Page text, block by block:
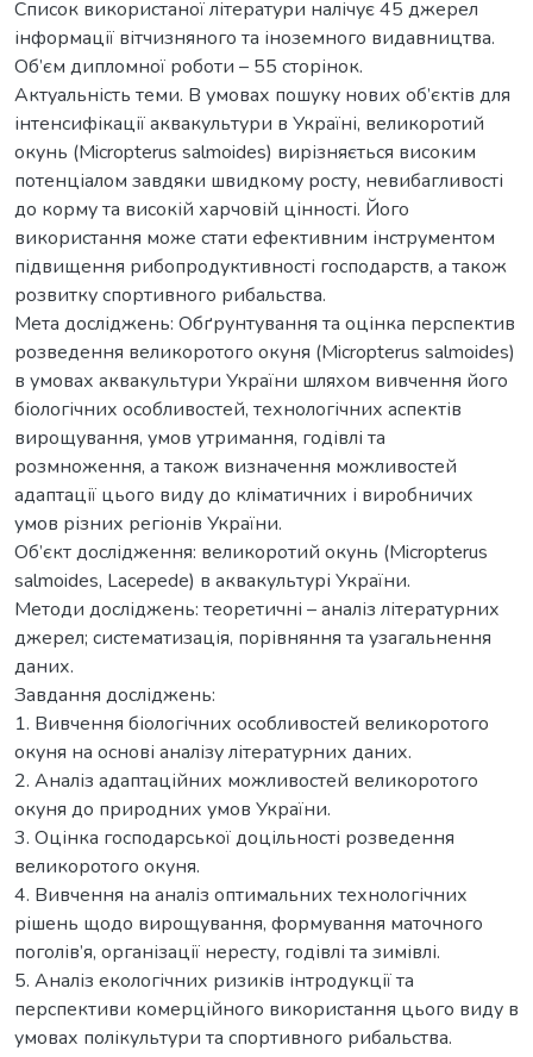
Список використаної літератури налічує 45 джерел
інформації вітчизняного та іноземного видавництва.
Об’єм дипломної роботи – 55 сторінок.
Актуальність теми. В умовах пошуку нових об’єктів для
інтенсифікації аквакультури в Україні, великоротий
окунь (Micropterus salmoides) вирізняється високим
потенціалом завдяки швидкому росту, невибагливості
до корму та високій харчовій цінності. Його
використання може стати ефективним інструментом
підвищення рибопродуктивності господарств, а також
розвитку спортивного рибальства.
Мета досліджень: Обґрунтування та оцінка перспектив
розведення великоротого окуня (Micropterus salmoides)
в умовах аквакультури України шляхом вивчення його
біологічних особливостей, технологічних аспектів
вирощування, умов утримання, годівлі та
розмноження, а також визначення можливостей
адаптації цього виду до кліматичних і виробничих
умов різних регіонів України.
Об’єкт дослідження: великоротий окунь (Micropterus
salmoides, Lacеpеde) в аквакультурі України.
Методи досліджень: теоретичні – аналіз літературних
джерел; систематизація, порівняння та узагальнення
даних.
Завдання досліджень:
1. Вивчення біологічних особливостей великоротого
окуня на основі аналізу літературних даних.
2. Аналіз адаптаційних можливостей великоротого
окуня до природних умов України.
3. Оцінка господарської доцільності розведення
великоротого окуня.
4. Вивчення на аналіз оптимальних технологічних
рішень щодо вирощування, формування маточного
поголів’я, організації нересту, годівлі та зимівлі.
5. Аналіз екологічних ризиків інтродукції та
перспективи комерційного використання цього виду в
умовах полікультури та спортивного рибальства.